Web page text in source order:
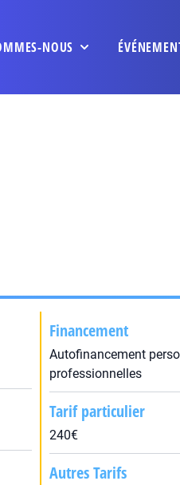
NOUS
Financement
Autofinancement
professionnelles
Tarif particulier
240€
Autres Tarifs